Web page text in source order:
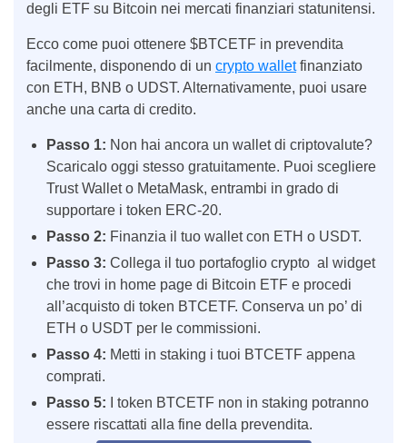
degli ETF su Bitcoin nei mercati finanziari statunitensi.
Ecco come puoi ottenere $BTCETF in prevendita
facilmente, disponendo di un crypto walletfinanziato
con ETH, BNB o UDST. Alternativamente, puoi usare
anche una carta di credito.
Passo 1: Non hai ancora un wallet di criptovalute?
Scaricalo oggi stesso gratuitamente. Puoi scegliere
Trust Wallet o MetaMask, entrambi in grado di
supportare i token ERC-20.
Passo 2: Finanzia il tuo wallet con ETH o USDT.
Passo 3: Collega il tuo portafoglio crypto al widget
che trovi in home page di Bitcoin ETF e procedi
all’acquisto di token BTCETF. Conserva un po’ di
ETH o USDT per le commissioni.
Passo 4: Metti in staking i tuoi BTCETF appena
comprati.
Passo 5:
I token BTCETF non in staking potranno
essere riscattati alla fine della prevendita.